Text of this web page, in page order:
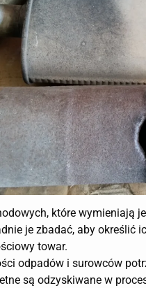
które wymieniają
je zbadać, aby określić
towar.
odpadów i surowców
są odzyskiwane w